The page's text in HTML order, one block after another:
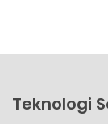
Teknologi